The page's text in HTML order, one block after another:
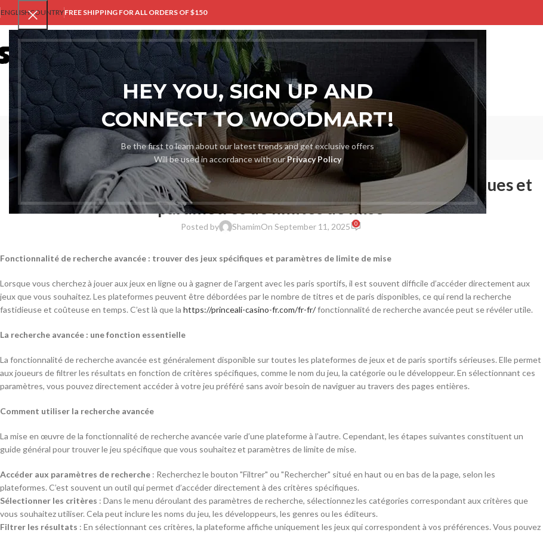
HEY YOU, SIGN UP AND
CONNECT TO WOODMART!
Be the first to learn about our latest trends and get exclusive offers
Will be used in accordance with ourPrivacy Policy
ENGLISHCOUNTRYFREE SHIPPING FOR ALL ORDERS OF $150
HOMESHOP
AJAX Shop
HOT
No page heading
Small categories menu
Products list view
Blog
Home Uncategorized
UNCATEGORIZED
Fonctionnalité de recherche avancée : trouver des jeux spécifiques et
paramètres de limites de mise
Posted by ShamimOn September 11, 2025 0
Fonctionnalité de recherche avancée : trouver des jeux spécifiques et paramètres de limite de mise
Lorsque vous cherchez à jouer aux jeux en ligne ou à gagner de l’argent avec les paris sportifs, il est souvent difficile d’accéder directement aux
jeux que vous souhaitez. Les plateformes peuvent être débordées par le nombre de titres et de paris disponibles, ce qui rend la recherche
fastidieuse et coûteuse en temps. C’est là que la https://princeali-casino-fr.com/fr-fr/fonctionnalité de recherche avancée peut se révéler utile.
La recherche avancée : une fonction essentielle
La fonctionnalité de recherche avancée est généralement disponible sur toutes les plateformes de jeux et de paris sportifs sérieuses. Elle permet
aux joueurs de filtrer les résultats en fonction de critères spécifiques, comme le nom du jeu, la catégorie ou le développeur. En sélectionnant ces
paramètres, vous pouvez directement accéder à votre jeu préféré sans avoir besoin de naviguer au travers des pages entières.
Comment utiliser la recherche avancée
La mise en œuvre de la fonctionnalité de recherche avancée varie d’une plateforme à l’autre. Cependant, les étapes suivantes constituent un
guide général pour trouver le jeu spécifique que vous souhaitez et paramètres de limite de mise.
Accéder aux paramètres de recherche : Recherchez le bouton "Filtrer" ou "Rechercher" situé en haut ou en bas de la page, selon les
plateformes. C’est souvent un outil qui permet d’accéder directement à des critères spécifiques.
Sélectionner les critères : Dans le menu déroulant des paramètres de recherche, sélectionnez les catégories correspondant aux critères que
vous souhaitez utiliser. Cela peut inclure les noms du jeu, les développeurs, les genres ou les éditeurs.
Filtrer les résultats : En sélectionnant ces critères, la plateforme affiche uniquement les jeux qui correspondent à vos préférences. Vous pouvez